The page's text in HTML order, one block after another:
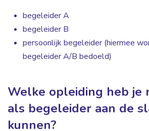
begeleider A
begeleider B
persoonlijk begeleider (hiermee
begeleider A/B bedoeld)
Welke opleiding heb je
als begeleider aan de
kunnen?